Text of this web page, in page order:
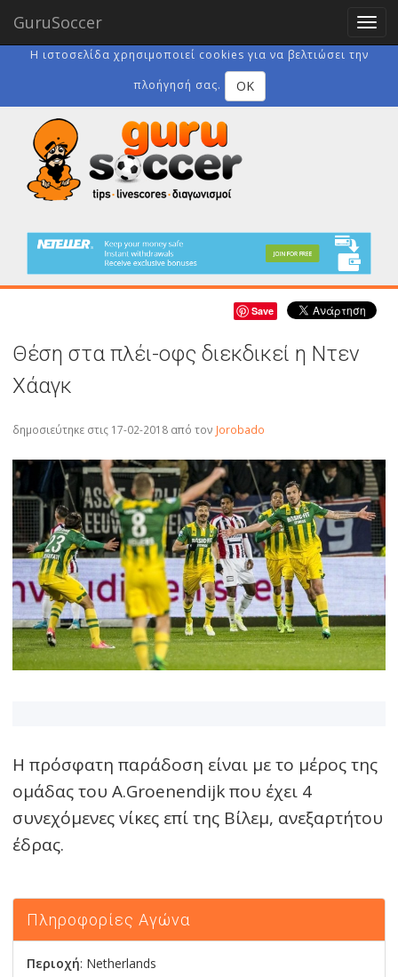
Η ιστοσελίδα χρησιμοποιεί cookies για να βελτιώσει την
πλοήγησή σας. OK
Save
Θέση στα πλέι-οφς διεκδικεί η Ντεν
Χάαγκ
δημοσιεύτηκε στις 17-02-2018 από τον Jorobado
Η πρόσφατη παράδοση είναι με το μέρος της
ομάδας του A.Groenendijk που έχει 4
συνεχόμενες νίκες επί της Βίλεμ, ανεξαρτήτου
έδρας.
Πληροφορίες Αγώνα
Περιοχή: Netherlands
GuruSoccer